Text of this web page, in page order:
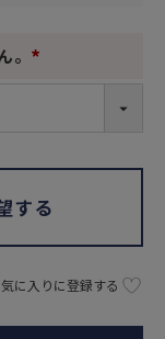
。
する
に入りに登録する